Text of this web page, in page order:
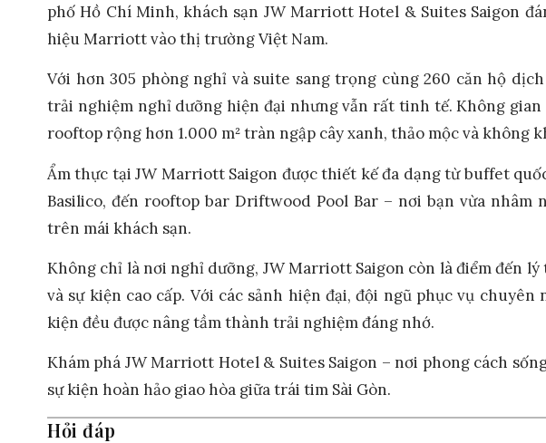
phố Hồ Chí Minh, khách sạn JW Marriott Hotel & Suites Saigon
hiệu Marriott vào thị trường Việt Nam.
Với hơn 305 phòng nghỉ và suite sang trọng cùng 260 căn hộ dịch
trải nghiệm nghỉ dưỡng hiện đại nhưng vẫn rất tinh tế. Không
rooftop rộng hơn 1.000 m² tràn ngập cây xanh, thảo mộc và không
Ẩm thực tại JW Marriott Saigon được thiết kế đa dạng từ buffet
Basilico, đến rooftop bar Driftwood Pool Bar – nơi bạn vừa nhâm
trên mái khách sạn.
Không chỉ là nơi nghỉ dưỡng, JW Marriott Saigon còn là điểm đến
và sự kiện cao cấp. Với các sảnh hiện đại, đội ngũ phục vụ
kiện đều được nâng tầm thành trải nghiệm đáng nhớ.
Khám phá JW Marriott Hotel & Suites Saigon – nơi phong cách
sự kiện hoàn hảo giao hòa giữa trái tim Sài Gòn.
Hỏi đáp